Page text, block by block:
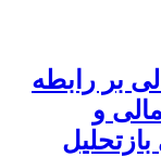
بر رابطه
و
بازتحلیل